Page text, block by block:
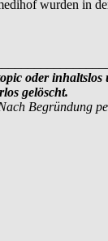
wurden in
oder
gelöscht.
Begründung